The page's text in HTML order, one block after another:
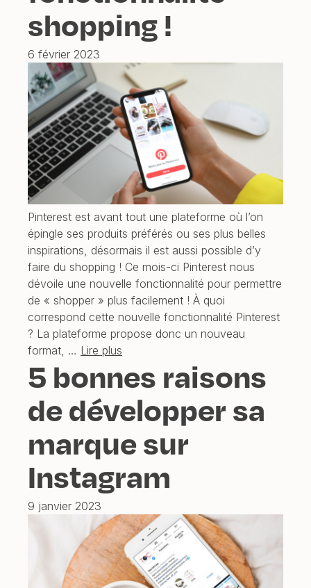
shopping !
6 février 2023
Pinterest est avant tout une plateforme où l’on
épingle ses produits préférés ou ses plus belles
inspirations, désormais il est aussi possible d’y
faire du shopping ! Ce mois-ci Pinterest nous
dévoile une nouvelle fonctionnalité pour permettre
de « shopper » plus facilement ! À quoi
correspond cette nouvelle fonctionnalité Pinterest
? La plateforme propose donc un nouveau
format, … Lire plus
5 bonnes raisons
de développer sa
marque sur
Instagram
9 janvier 2023